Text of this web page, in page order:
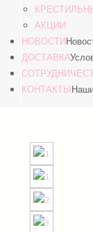
АКЦИИ
НОВОСТИ
ДОСТАВКА
КОНТАКТЫ